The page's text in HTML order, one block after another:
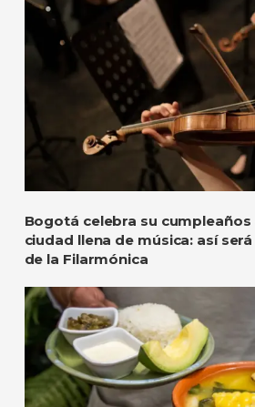
Bogotá celebra su
ciudad llena de música: así
de la Filarmónica